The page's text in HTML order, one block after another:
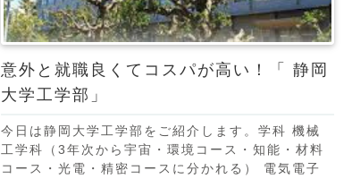
意外と就職良くてコスパが高い！「 静岡
大学工学部」
今日は静岡大学工学部をご紹介します。学科 機械
工学科（3年次から宇宙・環境コース・知能・材料
コース・光電・精密コースに分かれる） 電気電子